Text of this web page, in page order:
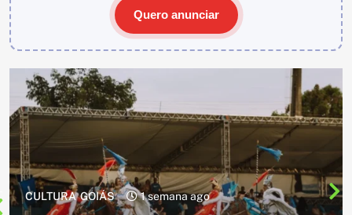
Quero anunciar
CULTURA 2 semanas ago
Cavalgada do Batom está de